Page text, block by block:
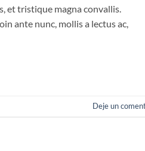
et tristique magna convallis.
ante nunc, mollis a lectus ac,
Deje un